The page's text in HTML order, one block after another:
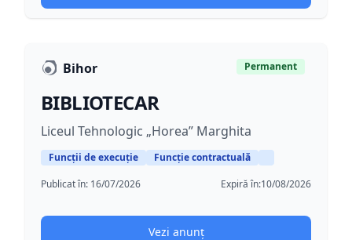
Bihor Permanent
BIBLIOTECAR
Liceul Tehnologic „Horea” Marghita
Funcții de execuție
Funcție contractuală
Publicat în: 16/07/2026 Expiră în:10/08/2026
Vezi anunț